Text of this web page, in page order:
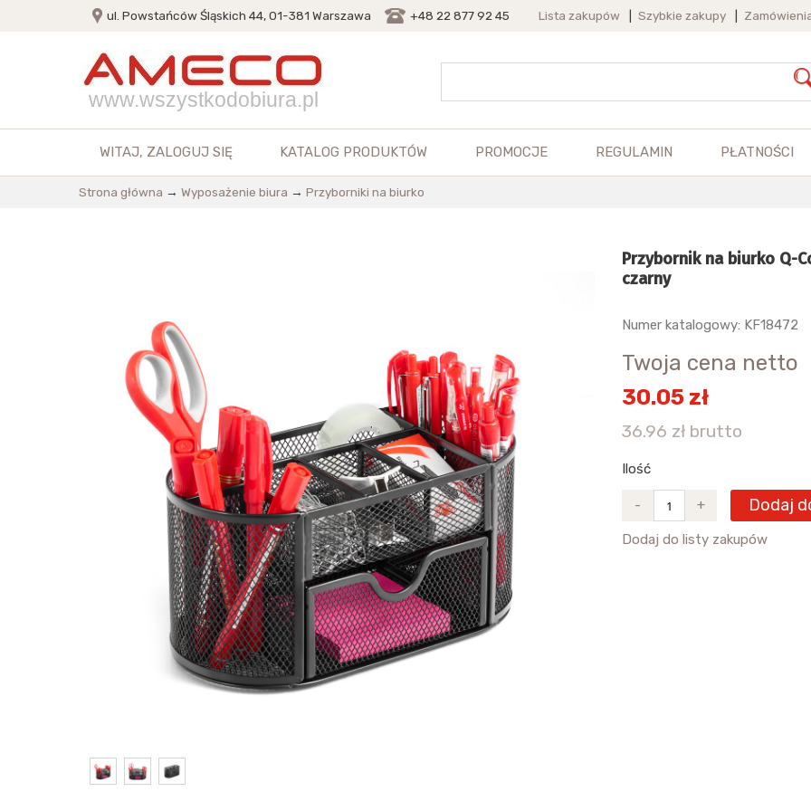
ul. Powstańców Śląskich 44, 01-381 Warszawa +48 22 877 92 45 Lista zakupów Szybkie zakupy
www.wszystkodobiura.pl
WITAJ, ZALOGUJ SIĘ KATALOG PRODUKTÓW PROMOCJE REGULAMIN PŁATNOŚCI
Strona główna → Wyposażenie biura → Przyborniki na biurko
Przybornik na biurko Q-
czarny
Numer katalogowy: KF18472
Twoja cena netto
30.05 zł
36.96 zł brutto
Ilość
- + Dodaj
Dodaj do listy zakupów